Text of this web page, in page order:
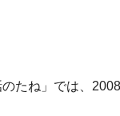
たね」では、